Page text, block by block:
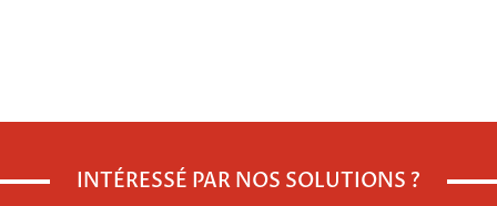
laisser
champINTÉRESSÉ PAR NOS SOLUTIONS ?